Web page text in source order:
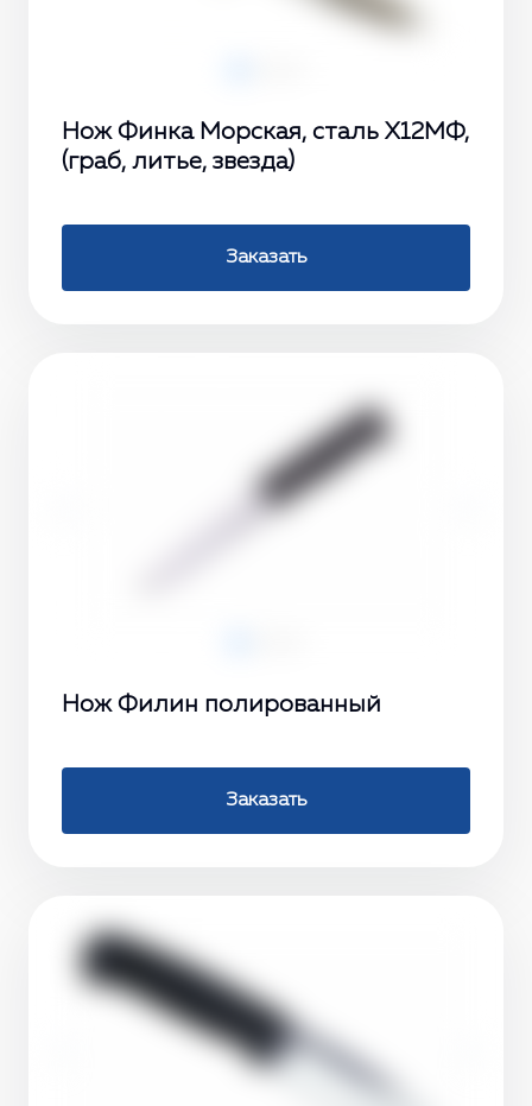
Нож Финка Морская, сталь X12МФ,
(граб, литье, звезда)
Заказать
Нож Филин полированный
Заказать